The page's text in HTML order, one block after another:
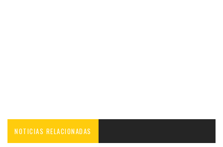
NOTICIAS RELACIONADAS